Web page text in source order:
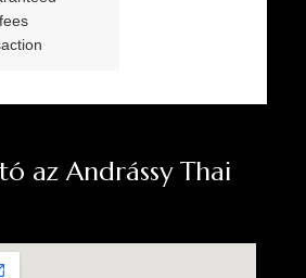
az Andrássy Thai